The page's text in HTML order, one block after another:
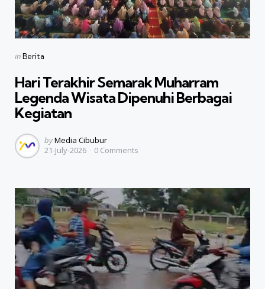
Categories
Posted
inBerita
Hari Terakhir Semarak Muharram
Legenda Wisata Dipenuhi Berbagai
Kegiatan
Posted
by
byMedia Cibubur
21-July-2026
0 Comments